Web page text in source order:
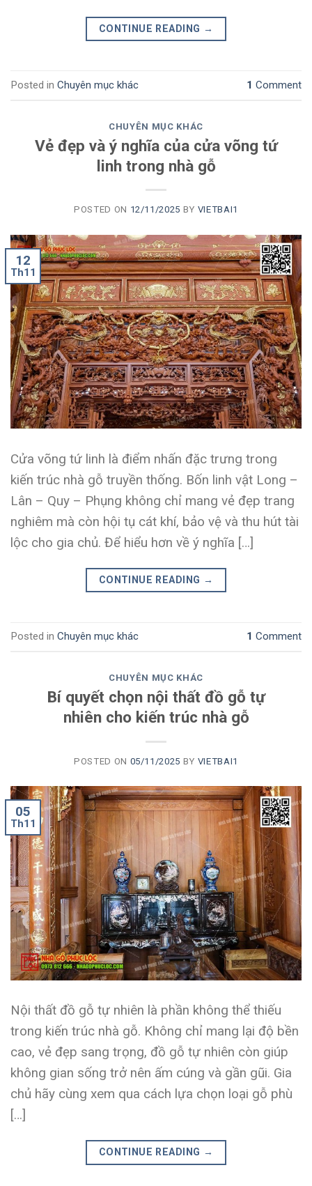
CONTINUE READING →
Posted in Chuyên mục khác 1 Comment
CHUYÊN MỤC KHÁC
Vẻ đẹp và ý nghĩa của cửa võng tứ
linh trong nhà gỗ
POSTED ON 12/11/2025 BY VIETBAI1
12
Th11
Cửa võng tứ linh là điểm nhấn đặc trưng trong
kiến trúc nhà gỗ truyền thống. Bốn linh vật Long –
Lân – Quy – Phụng không chỉ mang vẻ đẹp trang
nghiêm mà còn hội tụ cát khí, bảo vệ và thu hút tài
lộc cho gia chủ. Để hiểu hơn về ý nghĩa […]
CONTINUE READING →
Posted in Chuyên mục khác 1 Comment
CHUYÊN MỤC KHÁC
Bí quyết chọn nội thất đồ gỗ tự
nhiên cho kiến trúc nhà gỗ
POSTED ON 05/11/2025 BY VIETBAI1
05
Th11
Nội thất đồ gỗ tự nhiên là phần không thể thiếu
trong kiến trúc nhà gỗ. Không chỉ mang lại độ bền
cao, vẻ đẹp sang trọng, đồ gỗ tự nhiên còn giúp
không gian sống trở nên ấm cúng và gần gũi. Gia
chủ hãy cùng xem qua cách lựa chọn loại gỗ phù
[…]
CONTINUE READING →